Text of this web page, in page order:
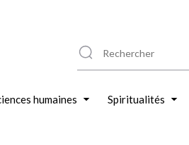
humaines Spiritualités